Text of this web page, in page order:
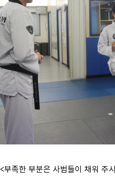
<부족한 부분은 사범들이 채워 주